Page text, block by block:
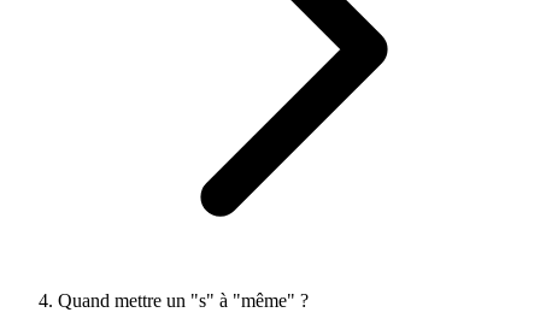
Quand mettre un "s" à "même" ?